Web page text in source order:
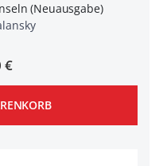
(Neuausgabe)
€